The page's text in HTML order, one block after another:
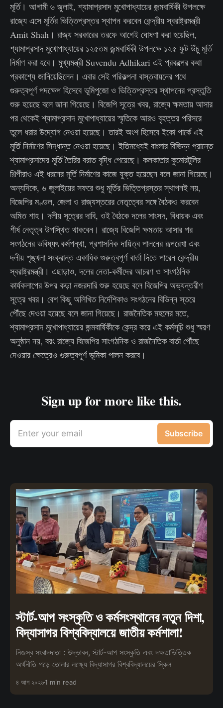
মূর্তি। আগামী ৬ জুলাই, শ্যামাপ্রসাদ মুখোপাধ্যায়ের জন্মবার্ষিকী উপলক্ষে
রাজ্যে এসে মূর্তির ভিত্তিপ্রস্তর স্থাপন করবেন কেন্দ্রীয় স্বরাষ্ট্রমন্ত্রী
Amit Shah। রাজ্য সরকারের তরফে আগেই ঘোষণা করা হয়েছিল,
শ্যামাপ্রসাদ মুখোপাধ্যায়ের ১২৫তম জন্মবার্ষিকী উপলক্ষে ১২৫ ফুট উঁচু মূর্তি
নির্মাণ করা হবে। মুখ্যমন্ত্রী Suvendu Adhikari এই প্রকল্পের কথা
প্রকাশ্যে জানিয়েছিলেন। এবার সেই পরিকল্পনা বাস্তবায়নের পথে
গুরুত্বপূর্ণ পদক্ষেপ হিসেবে ভূমিপুজো ও ভিত্তিপ্রস্তর স্থাপনের প্রস্তুতি
শুরু হয়েছে বলে জানা গিয়েছে। বিজেপি সূত্রে খবর, রাজ্যে ক্ষমতায় আসার
পর থেকেই শ্যামাপ্রসাদ মুখোপাধ্যায়ের স্মৃতিকে আরও বৃহত্তর পরিসরে
তুলে ধরার উদ্যোগ নেওয়া হয়েছে। তারই অংশ হিসেবে ইকো পার্কে এই
মূর্তি নির্মাণের সিদ্ধান্ত নেওয়া হয়েছে। ইতিমধ্যেই বাংলার বিভিন্ন প্রান্তে
শ্যামাপ্রসাদের মূর্তি তৈরির বরাত বৃদ্ধি পেয়েছে। কলকাতার কুমোরটুলির
শিল্পীরাও এই ধরনের মূর্তি নির্মাণের কাজে যুক্ত হয়েছেন বলে জানা গিয়েছে।
অন্যদিকে, ৬ জুলাইয়ের সফরে শুধু মূর্তির ভিত্তিপ্রস্তর স্থাপনই নয়,
বিজেপির মণ্ডল, জেলা ও রাজ্যস্তরের নেতৃত্বের সঙ্গে বৈঠকও করবেন
অমিত শাহ। দলীয় সূত্রের দাবি, ওই বৈঠকে দলের সাংসদ, বিধায়ক এবং
শীর্ষ নেতৃত্ব উপস্থিত থাকবেন। রাজ্যে বিজেপি ক্ষমতায় আসার পর
সংগঠনের ভবিষ্যৎ কর্মপন্থা, প্রশাসনিক দায়িত্ব পালনের রূপরেখা এবং
দলীয় শৃঙ্খলা সংক্রান্ত একাধিক গুরুত্বপূর্ণ বার্তা দিতে পারেন কেন্দ্রীয়
স্বরাষ্ট্রমন্ত্রী। এছাড়াও, দলের নেতা-কর্মীদের আচরণ ও সাংগঠনিক
কার্যকলাপের উপর কড়া নজরদারি শুরু হয়েছে বলে বিজেপির অভ্যন্তরীণ
সূত্রে খবর। বেশ কিছু অলিখিত নির্দেশিকাও সংগঠনের বিভিন্ন স্তরে
পৌঁছে দেওয়া হয়েছে বলে জানা গিয়েছে। রাজনৈতিক মহলের মতে,
শ্যামাপ্রসাদ মুখোপাধ্যায়ের জন্মবার্ষিকীকে কেন্দ্র করে এই কর্মসূচি শুধু স্মরণ
অনুষ্ঠান নয়, বরং রাজ্যে বিজেপির সাংগঠনিক ও রাজনৈতিক বার্তা পৌঁছে
দেওয়ার ক্ষেত্রেও গুরুত্বপূর্ণ ভূমিকা পালন করবে।
Sign up for more like this.
Enter your email Subscribe
স্টার্ট-আপ সংস্কৃতি ও কর্মসংস্থানের নতুন দিশা,
বিদ্যাসাগর বিশ্ববিদ্যালয়ে জাতীয় কর্মশালা!
নিজস্ব সংবাদদাতা : উদ্ভাবন, স্টার্ট-আপ সংস্কৃতি এবং দক্ষতাভিত্তিক
অর্থনীতি গড়ে তোলার লক্ষ্যে বিদ্যাসাগর বিশ্ববিদ্যালয়ের স্কিল
৪ আগ ২০২৬1 min read